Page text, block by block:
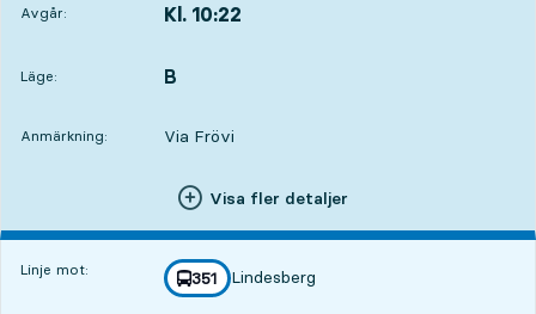
Avgår: Kl. 10:22
Läge:
LÄGE, B
,
Anmärkning: Via Frövi
Visa fler detaljer
Linje mot: linje
351
mot
Lindesberg
,